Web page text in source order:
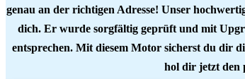
genau an der richtigen Adresse! Unser
dich. Er wurde sorgfältig geprüft und mit
entsprechen. Mit diesem Motor sicherst du dir
hol dir jetzt den